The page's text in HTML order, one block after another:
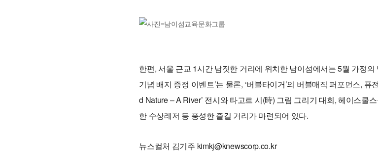
한편, 서울 근교 1시간남짓한 거리에 위치한 남이섬에서는 5월 가정의
기념 배지 증정 이벤트’는 물론, ‘버블타이거’의 버블매직 퍼포먼스, 퓨
d Nature – A River’ 전시와 타고르 시(時) 그림 그리기 대회, 헤이스쿨
한 수상레저 등 풍성한 즐길 거리가 마련되어 있다.
뉴스컬처 김기주 kimkj@knewscorp.co.kr